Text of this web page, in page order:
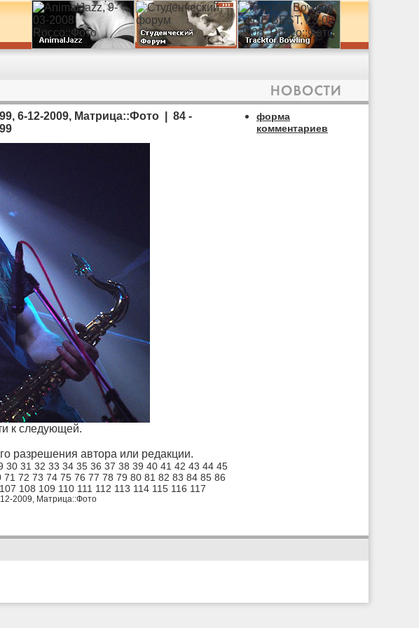
6-12-2009, Матрица::Фото | 84 -
к следующей.
разрешения автора или редакции.
30 31 32 33 34 35 36 37 38 39 40 41 42 43 44 45
71 72 73 74 75 76 77 78 79 80 81 82 83 84 85 86
107 108 109 110 111 112 113 114 115 116 117
2009, Матрица::Фото
форма
комментариев